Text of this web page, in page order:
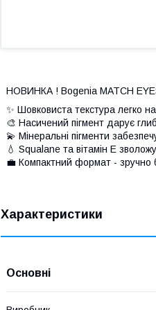
НОВИНКА ! Bogenia MATCH
✨ Шовковиста текстура легко
🎨 Насичений пігмент дарує
💫 Мінеральні пігменти
💧 Squalane та вітамін E
💼 Компактний формат - зручно
Характеристики
Основні